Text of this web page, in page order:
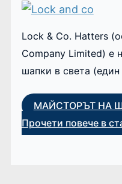
Lock & Co. Hatters
Company Limited) е
шапки в света
МАЙСТОРЪТ НА
Прочети повече в